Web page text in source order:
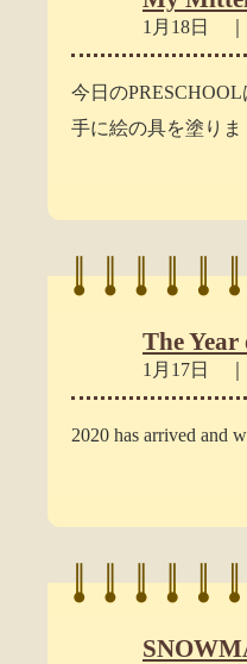
1月18日 ｜
今日の
手に絵の具を塗りま
The Year
1月17日 ｜
2020 has arrived and